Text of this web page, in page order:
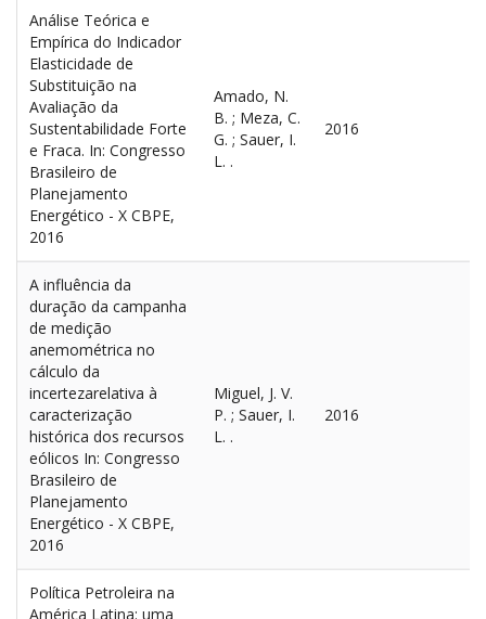
Análise Teórica e
Empírica do Indicador
Elasticidade de
Substituição na
Avaliação da
Sustentabilidade Forte
e Fraca. In: Congresso
Brasileiro de
Planejamento
Energético - X CBPE,
2016
Amado, N.
B. ; Meza, C.
G. ; Sauer, I.
L. .
2016
A influência da
duração da campanha
de medição
anemométrica no
cálculo da
incertezarelativa à
caracterização
histórica dos recursos
eólicos In: Congresso
Brasileiro de
Planejamento
Energético - X CBPE,
2016
Miguel, J. V.
P. ; Sauer, I.
L. .
2016
Política Petroleira na
América Latina: uma